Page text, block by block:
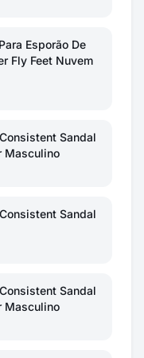
Esporão De
Fly Feet Nuvem
Sandal
Masculino
Sandal
Sandal
Masculino